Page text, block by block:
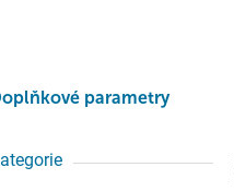
parametry